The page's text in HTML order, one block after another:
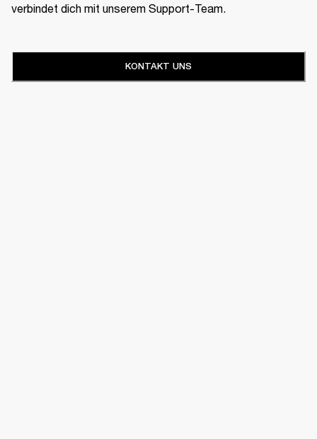
verbindet dich mit unserem Support-Team.
KONTAKT UNS